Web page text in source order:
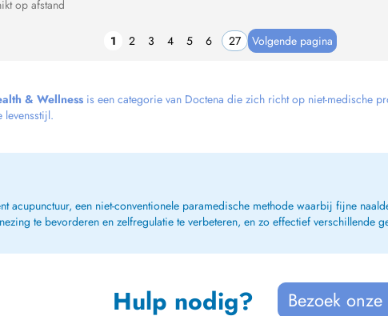
op afstand
1 2 3 4 5 6 27 Volgende pagina
& Wellness is een categorie van Doctena die zich richt op niet-medische
levensstijl.
acupunctuur, een niet-conventionele paramedische methode waarbij fijne
te bevorderen en zelfregulatie te verbeteren, en zo effectief verschillende
Hulp nodig? Bezoek